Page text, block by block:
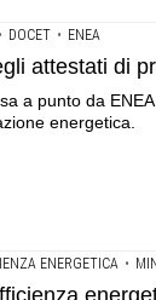
• DOCET • ENEA
attestati di
a punto da
energetica.
ENERGETICA •